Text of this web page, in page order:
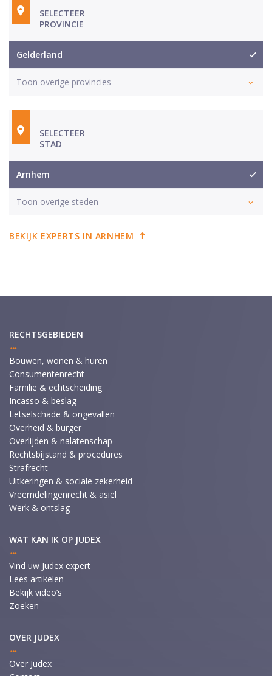
SELECTEER
PROVINCIE
Gelderland
Toon overige provincies
SELECTEER
STAD
Arnhem
Toon overige steden
BEKIJK EXPERTS IN ARNHEM
RECHTSGEBIEDEN
Bouwen, wonen & huren
Consumentenrecht
Familie & echtscheiding
Incasso & beslag
Letselschade & ongevallen
Overheid & burger
Overlijden & nalatenschap
Rechtsbijstand & procedures
Strafrecht
Uitkeringen & sociale zekerheid
Vreemdelingenrecht & asiel
Werk & ontslag
WAT KAN IK OP JUDEX
Vind uw Judex expert
Lees artikelen
Bekijk video’s
Zoeken
OVER JUDEX
Over Judex